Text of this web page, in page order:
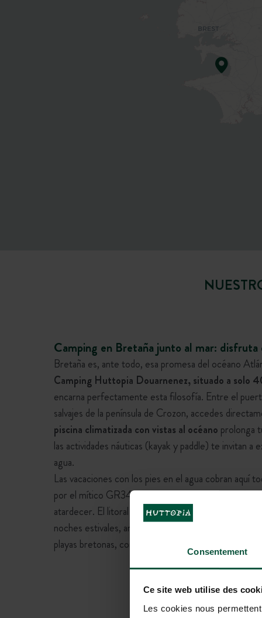
Consentement
Ce site web utilise des
Les cookies nous
Camping en Bretaña junto al mar:
Bretaña es, ante todo, esa promesa del océano
Camping Huttopia Douarnenez, situado a solo
encarna perfectamente esta filosofía. Entre el
salvajes de la península de Crozon, accedes
piscina climatizada con vistas al océano prolonga
las actividades náuticas (kayak y paddle) te invitan a
agua.
Las vacaciones con los pies en el agua cobran aquí
por el mítico GR34, visita al puerto histórico o
atardecer. El litoral bretón se dibuja bajo tus pasos,
noches estivales, animadas con conciertos y
playas bretonas, convierten tu estancia en una